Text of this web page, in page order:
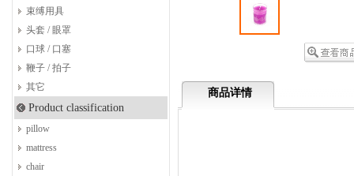
束缚用具
头套 / 眼罩
口球 / 口塞
鞭子 / 拍子
其它
Product classification
pillow
mattress
chair
商品详情